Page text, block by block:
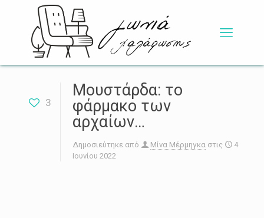
3
Μουστάρδα: το
φάρμακο των
αρχαίων…
Δημοσιεύτηκε από Μίνα Μέρμηγκα στις
4
Ιουνίου 2022